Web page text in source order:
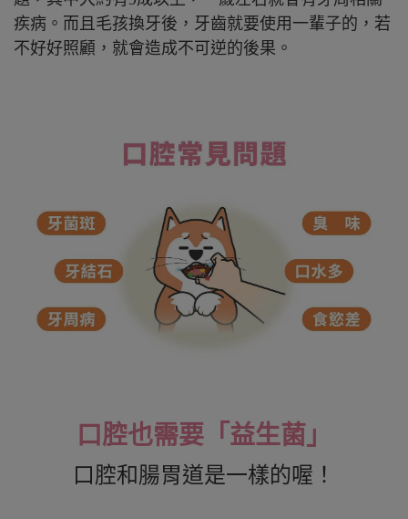
疾病。而且毛孩換牙後，牙齒就要使用一輩子的，若
不好好照顧，就會造成不可逆的後果。
口腔也需要「益生菌」
口腔和腸胃道是一樣的喔！